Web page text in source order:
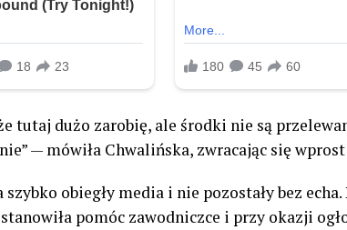
tutaj dużo zarobię, ale środki nie są
— mówiła Chwalińska, zwracając się
szybko obiegły media i nie pozostały bez
pomóc zawodniczce i przy okazji